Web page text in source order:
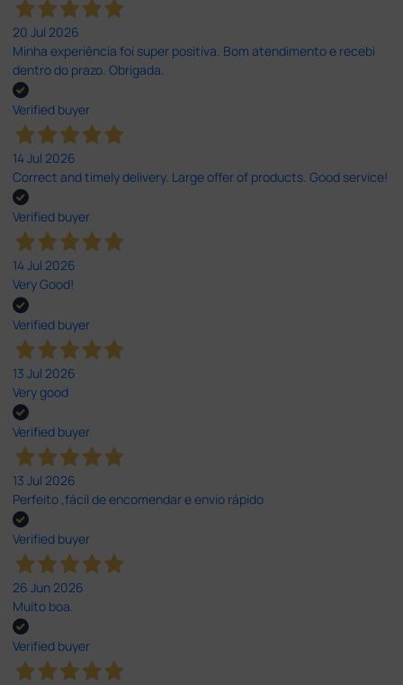
20 Jul 2026
Minha experiência foi super positiva. Bom atendimento e recebi
dentro do prazo. Obrigada.
Verified buyer
14 Jul 2026
Correct and timely delivery. Large offer of products. Good service!
Verified buyer
14 Jul 2026
Very Good!
Verified buyer
13 Jul 2026
Very good
Verified buyer
13 Jul 2026
Perfeito ,fácil de encomendar e envio rápido
Verified buyer
26 Jun 2026
Muito boa.
Verified buyer